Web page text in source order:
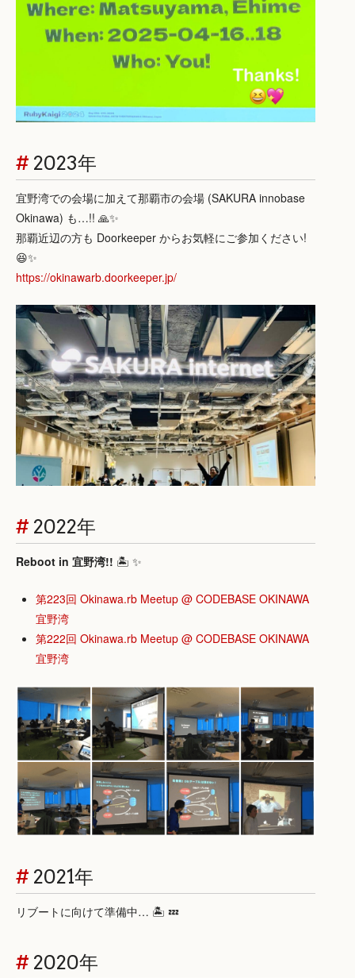
# 2023年
宜野湾での会場に加えて那覇市の会場 (SAKURA innobase
Okinawa) も…!! 🙏✨
那覇近辺の方も Doorkeeper からお気軽にご参加ください!
😆✨
https://okinawarb.doorkeeper.jp/
# 2022年
Reboot in 宜野湾!! 🏝 ✨
第223回 Okinawa.rb Meetup @ CODEBASE OKINAWA
宜野湾
第222回 Okinawa.rb Meetup @ CODEBASE OKINAWA
宜野湾
# 2021年
リブートに向けて準備中… 🏝 💤
# 2020年